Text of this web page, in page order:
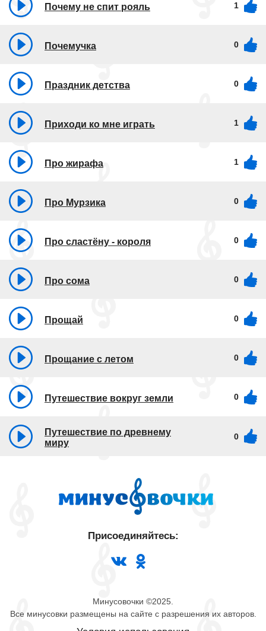
Почему не спит рояль 1
Почемучка 0
Праздник детства 0
Приходи ко мне играть 1
Про жирафа 1
Про Мурзика 0
Про сластёну - короля 0
Про сома 0
Прощай 0
Прощание с летом 0
Путешествие вокруг земли 0
Путешествие по древнему
миру
0
Минусовочки ©2025.
Все минусовки размещены на сайте с разрешения их авторов.
Присоединяйтесь: